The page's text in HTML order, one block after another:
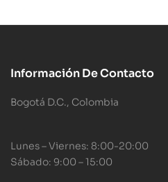
Información De Contacto
Bogotá D.C., Colombia
Lunes – Viernes: 8:00-20:00
Sábado: 9:00 – 15:00